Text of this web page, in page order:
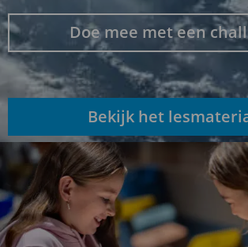
Doe mee met een
Bekijk het